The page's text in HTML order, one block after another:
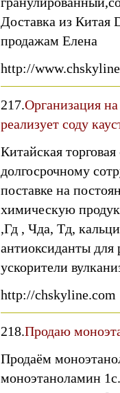
Доставка из
продажам Елена
http://
217.Организация
реализует соду
Китайская
долгосрочному
поставке на
химическую
,Гд , Чда, Тд,
антиоксиданты
ускорители
http://chskyline.com
218.Продаю
Продаём
моноэтаноламин